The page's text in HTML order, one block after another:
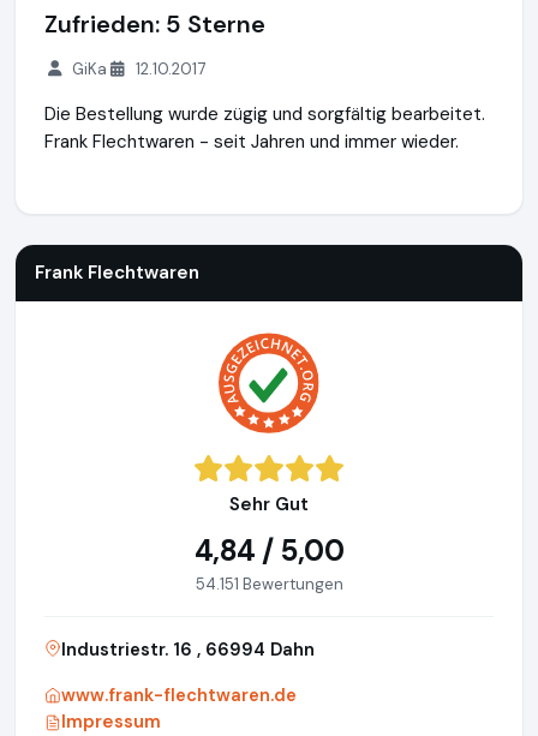
Zufrieden: 5 Sterne
GiKa 12.10.2017
Die Bestellung wurde zügig und sorgfältig bearbeitet.
Frank Flechtwaren - seit Jahren und immer wieder.
Frank Flechtwaren
Sehr Gut
4,84 / 5,00
54.151 Bewertungen
Industriestr. 16 , 66994 Dahn
www.frank-flechtwaren.de
Impressum